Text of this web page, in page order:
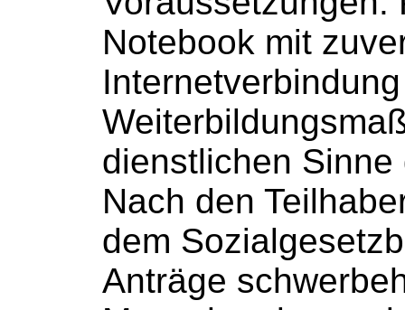
Notebook mit
dienstlichen
Nach den
dem
Anträge